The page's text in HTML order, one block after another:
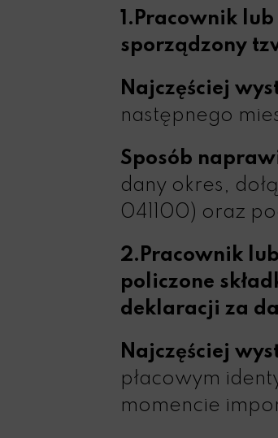
1.Pracownik
sporządzony
Najczęściej
następnego
Sposób
dany okres,
041100) oraz
2.Pracownik
policzone
deklaracji za
Najczęściej
płacowym
momencie